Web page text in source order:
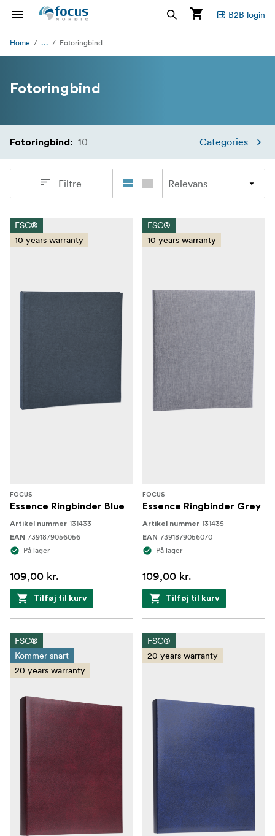
B2B login
Home ... Fotoringbind
Fotoringbind
Fotoringbind: 10 Categories
Filtre
FSC®
10 years warranty
FOCUS
Essence Ringbinder Blue
Artikel nummer 131433
EAN 7391879056056
På lager
109,00 kr.
Tilføj til kurv
FSC®
10 years warranty
FOCUS
Essence Ringbinder Grey
Artikel nummer 131435
EAN 7391879056070
På lager
109,00 kr.
Tilføj til kurv
FSC®
Kommer snart
20 years warranty
FSC®
20 years warranty